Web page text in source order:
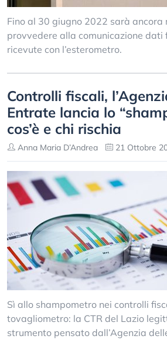
Fino al 30 giugno 2022 sarà ancora
provvedere alla comunicazione dati
ricevute con l’esterometro.
Controlli fiscali,
Entrate lancia lo
cos’è e chi rischia
Anna Maria D’Andrea 21 Ottobre
Sì allo shampometro nei controlli
tovagliometro: la CTR del Lazio
strumento pensato dall’Agenzia